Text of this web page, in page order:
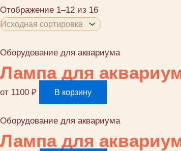
Отображение 1–12 из 16
Оборудование для аквариума
Лампа для
от 1100 ₽ В корзину
Оборудование для аквариума
Лампа для